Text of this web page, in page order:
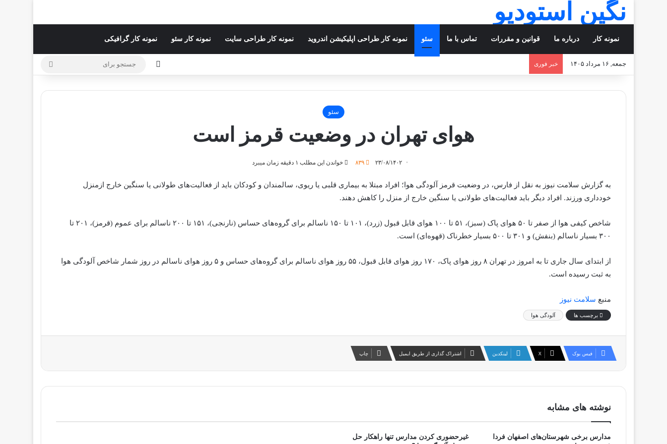
نگین استودیو
نمونه کار درباره ما قوانین و مقررات تماس با ما سئو نمونه کار طراحی اپلیکیشن اندروید نمونه کار طراحی سایت نمونه کار سئو نمونه کار گرافیکی
جمعه, ۱۶ مرداد ۱۴۰۵ خبر فوری تغییر پوسته
سئو
هوای تهران در وضعیت قرمز است
۲۳/۰۸/۱۴۰۲ ۸۳۹ خواندن این مطلب ۱ دقیقه زمان میبرد
به گزارش سلامت نیوز به نقل از فارس، در وضعیت قرمز آلودگی هوا؛ افراد مبتلا به بیماری قلبی یا ریوی، سالمندان و کودکان باید از فعالیت‌های طولانی یا سنگین خارج ازمنزل
خودداری ورزند. افراد دیگر باید فعالیت‌های طولانی یا سنگین خارج از منزل را کاهش دهند.
شاخص کیفی هوا از صفر تا ۵۰ هوای پاک (سبز)، ۵۱ تا ۱۰۰ هوای قابل قبول (زرد)، ۱۰۱ تا ۱۵۰ ناسالم برای گروه‌های حساس (نارنجی)، ۱۵۱ تا ۲۰۰ ناسالم برای عموم (قرمز)، ۲۰۱ تا
۳۰۰ بسیار ناسالم (بنفش) و ۳۰۱ تا ۵۰۰ بسیار خطرناک (قهوه‌ای) است.
از ابتدای سال جاری تا به امروز در تهران ۸ روز هوای پاک، ۱۷۰ روز هوای قابل قبول، ۵۵ روز هوای ناسالم برای گروه‌های حساس و ۵ روز هوای ناسالم در روز شمار شاخص آلودگی هوا
به ثبت رسیده است.
منبع سلامت نیوز
برچسب ها آلودگی هوا
فیس بوک X لینکدین اشتراک گذاری از طریق ایمیل چاپ
نوشته های مشابه
مدارس برخی شهرستان‌های اصفهان فردا
غیرحضوری کردن مدارس تنها راهکار حل